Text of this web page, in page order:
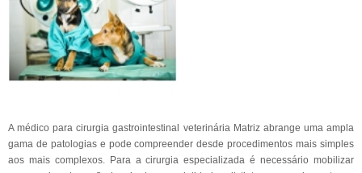
A médico para cirurgia gastrointestinal veterinária Matriz abrange uma ampla
gama de patologias e pode compreender desde procedimentos mais simples
aos mais complexos. Para a cirurgia especializada é necessário mobilizar